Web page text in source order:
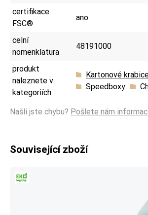
certifikace
FSC®
ano
celní
nomenklatura
48191000
produkt
naleznete v
kategoriích
Kartonové
Speedboxy
Našli jste chybu? Pošlete nám
Související zboží